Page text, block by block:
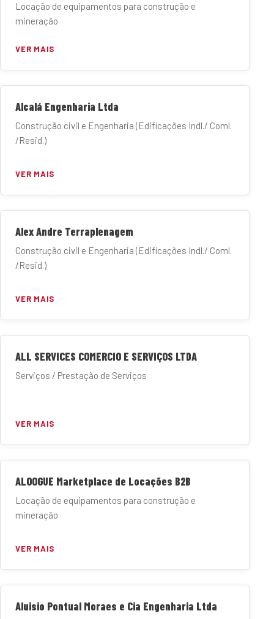
Locação de equipamentos para construção e
mineração
VER MAIS
Alcalá Engenharia Ltda
Construção civil e Engenharia (Edificações Indl./ Coml.
/Resid.)
VER MAIS
Alex Andre Terraplenagem
Construção civil e Engenharia (Edificações Indl./ Coml.
/Resid.)
VER MAIS
ALL SERVICES COMERCIO E SERVIÇOS LTDA
Serviços / Prestação de Serviços
VER MAIS
ALOOGUE Marketplace de Locações B2B
Locação de equipamentos para construção e
mineração
VER MAIS
Aluisio Pontual Moraes e Cia Engenharia Ltda